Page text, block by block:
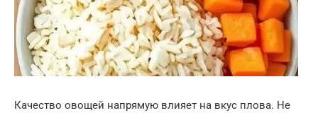
Качество овощей напрямую влияет на вкус плова. Не